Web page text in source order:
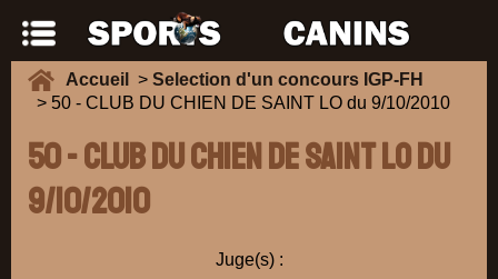
Accueil > Selection d'un concours IGP-FH
> 50 - CLUB DU CHIEN DE SAINT LO du 9/10/2010
50 - CLUB DU CHIEN DE SAINT LO du
9/10/2010
Juge(s) :